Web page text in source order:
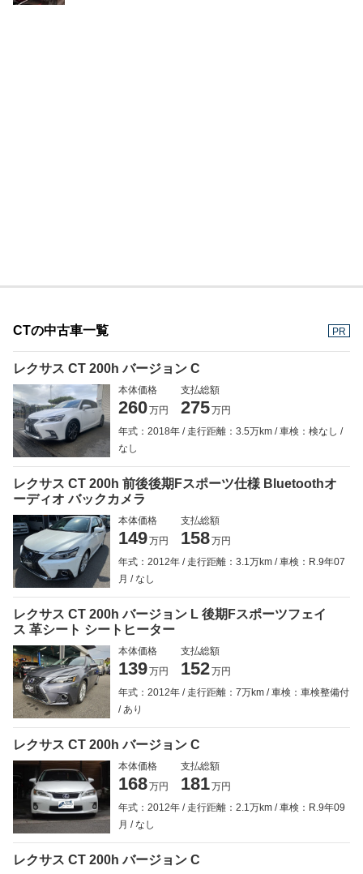
CTの中古車一覧 PR
レクサス CT 200h バージョン C
本体価格
260万円
支払総額
275万円
年式：2018年
走行距離：3.5万km
車検：検なし
なし
レクサス CT 200h 前後後期Fスポーツ仕様 Bluetoothオ
ーディオ バックカメラ
本体価格
149万円
支払総額
158万円
年式：2012年
走行距離：3.1万km
車検：R.9年07
月
なし
レクサス CT 200h バージョン L 後期Fスポーツフェイ
ス 革シート シートヒーター
本体価格
139万円
支払総額
152万円
年式：2012年
走行距離：7万km
車検：車検整備付
あり
レクサス CT 200h バージョン C
本体価格
168万円
支払総額
181万円
年式：2012年
走行距離：2.1万km
車検：R.9年09
月
なし
レクサス CT 200h バージョン C